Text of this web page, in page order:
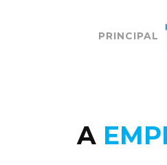
PRINCIPAL
A